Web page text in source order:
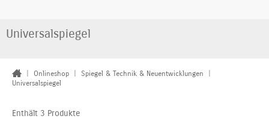
Universalspiegel
Onlineshop Spiegel & Technik & Neuentwicklungen
Universalspiegel
Enthält 3 Produkte